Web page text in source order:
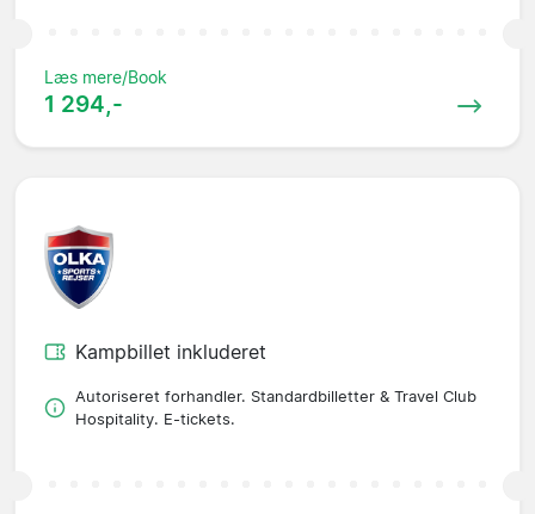
Læs mere/Book
1 294,-
Kampbillet inkluderet
Autoriseret forhandler. Standardbilletter & Travel Club
Hospitality. E-tickets.